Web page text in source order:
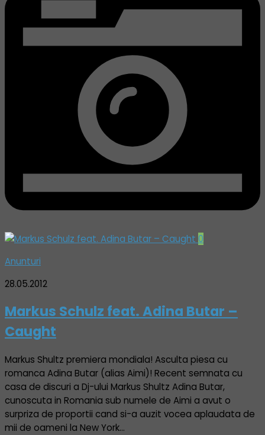
0
Anunturi
28.05.2012
Markus Schulz feat. Adina Butar –
Caught
Markus Shultz premiera mondiala! Asculta piesa cu
romanca Adina Butar (alias Aimi)! Recent semnata cu
casa de discuri a Dj-ului Markus Shultz Adina Butar,
cunoscuta in Romania sub numele de Aimi a avut o
surpriza de proportii cand si-a auzit vocea aplaudata de
mii de oameni la New York…